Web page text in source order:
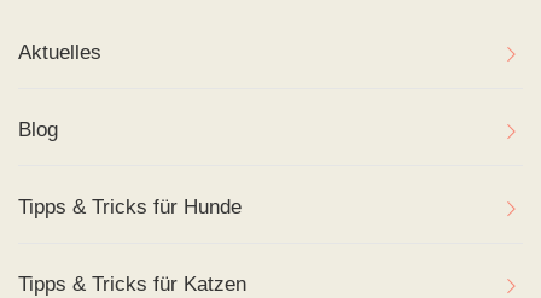
Aktuelles
Blog
Tipps & Tricks für Hunde
Tipps & Tricks für Katzen